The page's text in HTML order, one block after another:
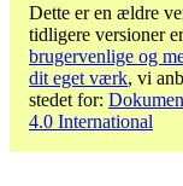
Dette er en ældre
tidligere versioner
brugervenlige og
dit eget værk, vi
stedet for:
4.0 International